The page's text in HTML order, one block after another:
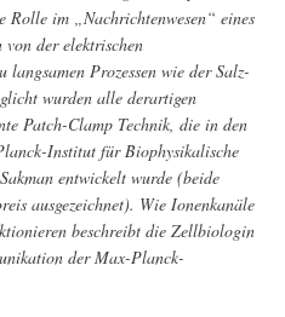
Rolle im „Nachrichtenwesen“ eines
der elektrischen
Prozessen wie der Salz-
wurden alle derartigen
Patch-Clamp Technik, die in den
Institut für Biophysikalische
entwickelt wurde (beide
ausgezeichnet). Wie Ionenkanäle
beschreibt die Zellbiologin
der Max-Planck-